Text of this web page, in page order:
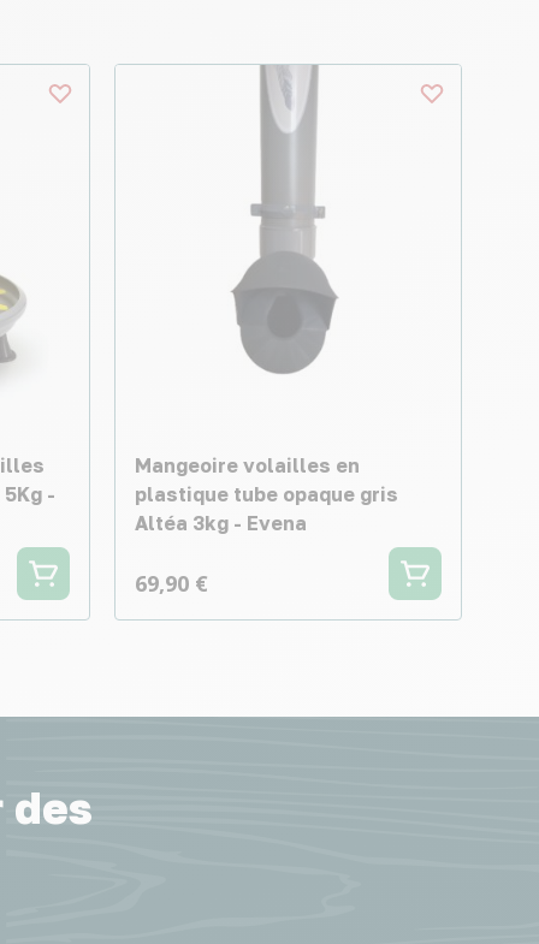
-
Mangeoire volailles en
plastique tube opaque gris
Altéa 3kg - Evena
69,90 €
des